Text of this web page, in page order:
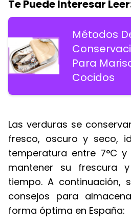
Te Puede Interesar
Métodos
Para
Cocidos
Las verduras se
fresco, oscuro y seco,
temperatura entre 7°C y
mantener su frescura
tiempo. A continuación,
consejos para
forma óptima en España: